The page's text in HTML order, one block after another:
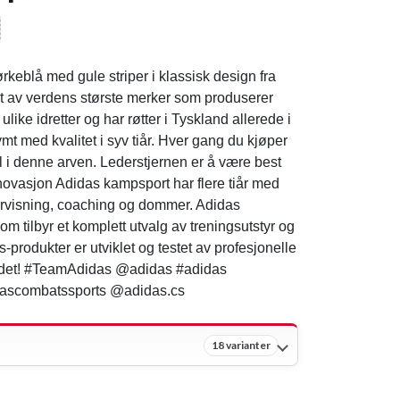
med gule striper i klassisk design fra
verdens største merker som produserer
idretter og har røtter i Tyskland allerede i
med kvalitet i syv tiår. Hver gang du kjøper
i denne arven. Lederstjernen er å være best
Adidas kampsport har flere tiår med
coaching og dommer. Adidas
tilbyr et komplett utvalg av treningsutstyr og
produkter er utviklet og testet av profesjonelle
#TeamAdidas @adidas #adidas
@adidas.cs
18 varianter